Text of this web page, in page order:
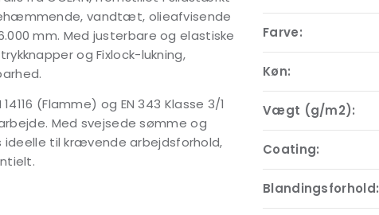
vandtæt, olieafvisende
mm. Med justerbare og elastiske
og Fixlock-lukning,
(Flamme) og EN 343 Klasse 3/1
Med svejsede sømme og
ideelle til krævende arbejdsforhold,
Farve:
Køn:
Vægt (g/m2):
Coating:
Blandingsforhold: